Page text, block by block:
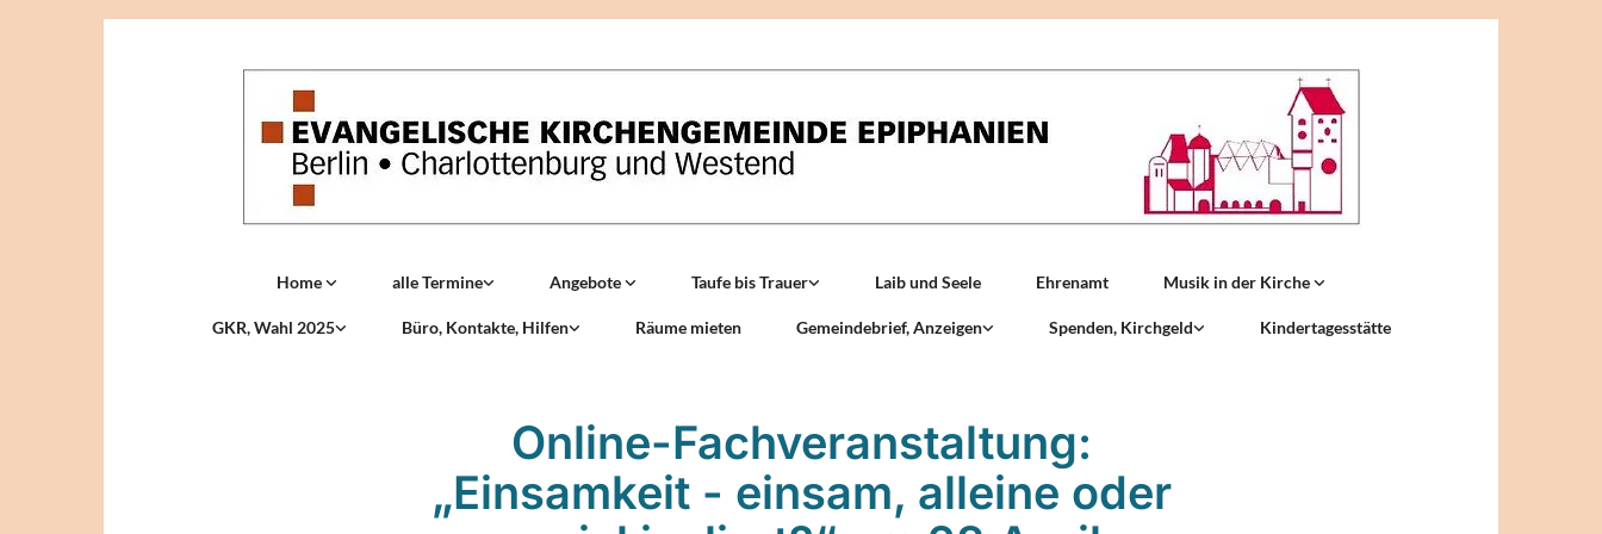
Home alle Termine Angebote Taufe bis Trauer Laib und Seele Ehrenamt Musik in der Kirche
GKR, Wahl 2025 Büro, Kontakte, Hilfen Räume mieten Gemeindebrief, Anzeigen Spenden, Kirchgeld Kindertagesstätte
Online-Fachveranstaltung:
„Einsamkeit - einsam, alleine oder